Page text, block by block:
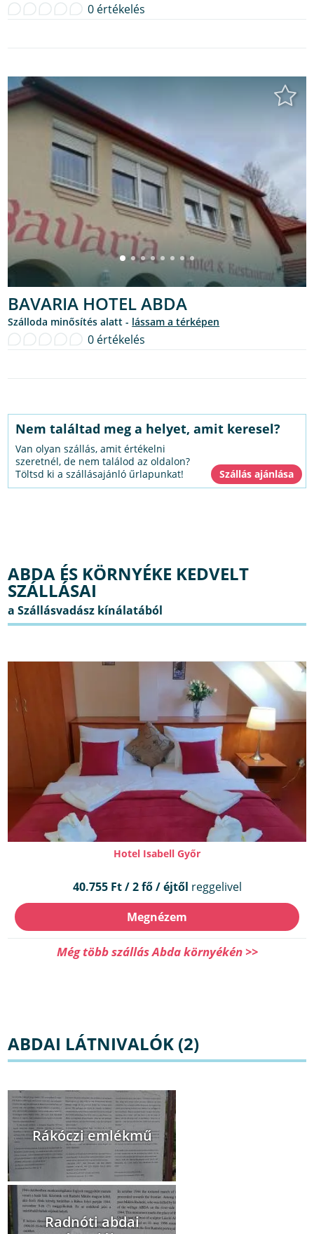
0 értékelés
BAVARIA HOTEL ABDA
Szálloda minősítés alatt - lássam a térképen
0 értékelés
Nem találtad meg a helyet, amit keresel?
Van olyan szállás, amit értékelni
szeretnél, de nem találod az oldalon?
Töltsd ki a szállásajánló űrlapunkat!
ABDA ÉS KÖRNYÉKE KEDVELT
SZÁLLÁSAI
Hotel Isabell Győr
40.755 Ft / 2 fő / éjtől reggelivel
Megnézem
Még több szállás Abda környékén >>
ABDAI LÁTNIVALÓK (2)
Rákóczi emlékmű
Radnóti abdai